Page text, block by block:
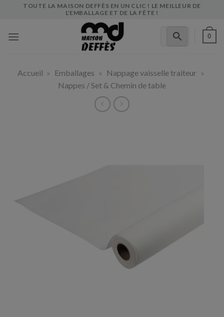
TOUTE LA MAISON DEFFÈS EN UN CLIC ! LE MEILLEUR DE
L'EMBALLAGE ET DE LA FÊTE !
0
Accueil » Emballages » Nappage vaisselle traiteur »
Nappes / Set & Chemin de table